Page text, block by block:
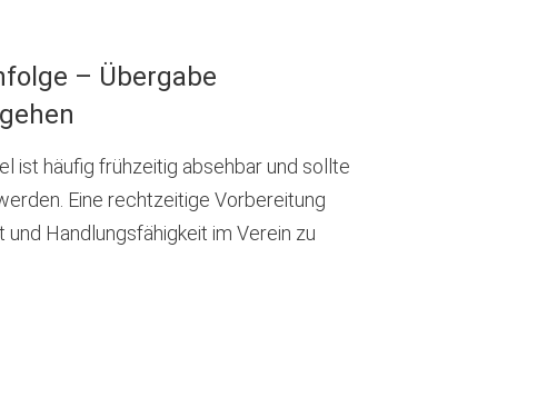
– Übergabe
ist häufig frühzeitig absehbar und sollte
Eine rechtzeitige Vorbereitung
und Handlungsfähigkeit im Verein zu